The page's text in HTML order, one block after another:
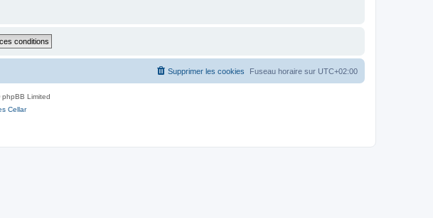
Fuseau horaire sur UTC+02:00
Supprimer les cookies
Limited
Cellar